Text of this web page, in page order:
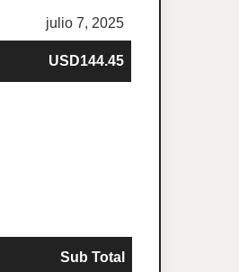
julio 7, 2025
USD144.45
Sub Total